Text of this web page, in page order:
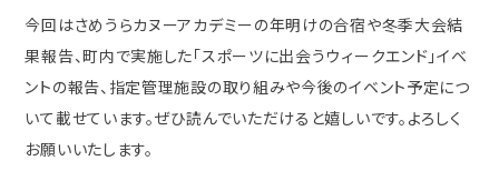
今回はさめうらカヌーアカデミーの年明けの合宿や冬季大会結
果報告、町内で実施した「スポーツに出会うウィークエンド」イベ
ントの報告、指定管理施設の取り組みや今後のイベント予定につ
いて載せています。ぜひ読んでいただけると嬉しいです。よろしく
お願いいたします。